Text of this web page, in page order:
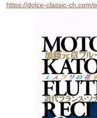
https://dolce-classic-ch.com/